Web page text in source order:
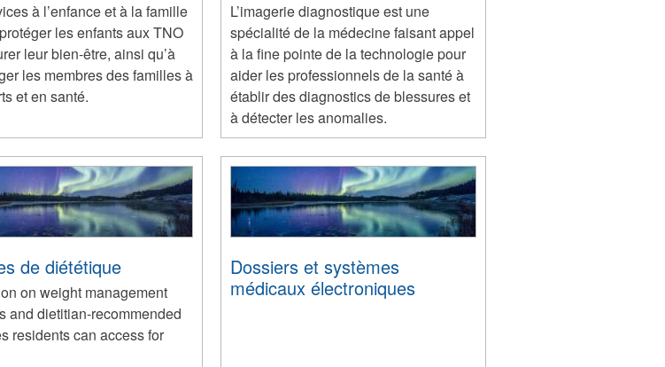
à l’enfance et à la famille
les enfants aux TNO
leur bien-être, ainsi qu’à
les membres des familles à
et en santé.
L’imagerie diagnostique est une
spécialité de la médecine faisant appel
à la fine pointe de la technologie pour
aider les professionnels de la santé à
établir des diagnostics de blessures et
à détecter les anomalies.
de diététique
on weight management
and dietitian-recommended
residents can access for
Dossiers et systèmes
médicaux électroniques